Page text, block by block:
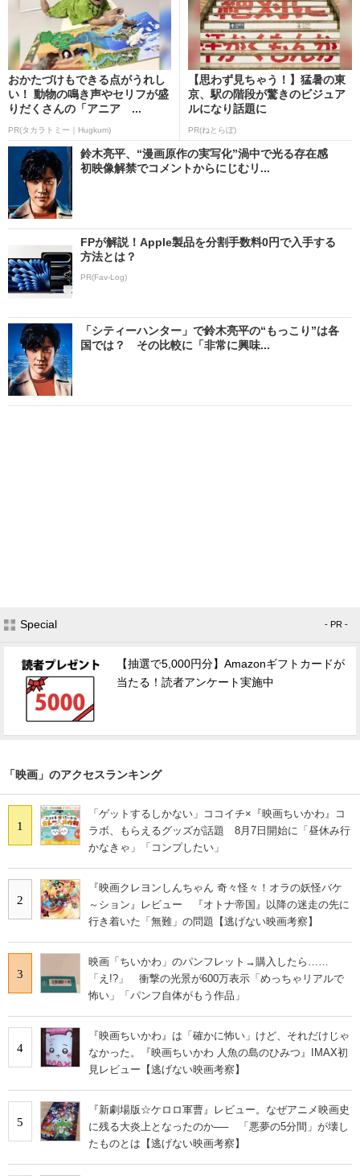
おかたづけもできる点がうれし
い！ 動物の鳴き声やセリフが盛
りだくさんの「アニア ...
PR(タカラトミー｜Hugkum)
【思わず見ちゃう！】猛暑の東
京、駅の階段が驚きのビジュア
ルになり話題に
PR(ねとらぼ)
鈴木亮平、“漫画原作の実写化”渦中で光る存在感
初映像解禁でコメントからにじむリ...
FPが解説！Apple製品を分割手数料0円で入手する
方法とは？
PR(Fav-Log)
「シティーハンター」で鈴木亮平の“もっこり”は各
国では？ その比較に「非常に興味...
Special - PR -
【抽選で5,000円分】Amazonギフトカードが
当たる！読者アンケート実施中
「映画」のアクセスランキング
1
「ゲットするしかない」ココイチ×『映画ちいかわ』コ
ラボ、もらえるグッズが話題 8月7日開始に「昼休み行
かなきゃ」「コンプしたい」
2
『映画クレヨンしんちゃん 奇々怪々！オラの妖怪バケ
～ション』レビュー 『オトナ帝国』以降の迷走の先に
行き着いた「無難」の問題【逃げない映画考察】
3
映画「ちいかわ」のパンフレット→購入したら……
「え!?」 衝撃の光景が600万表示「めっちゃリアルで
怖い」「パンフ自体がもう作品」
4
『映画ちいかわ』は「確かに怖い」けど、それだけじゃ
なかった。『映画ちいかわ 人魚の島のひみつ』IMAX初
見レビュー【逃げない映画考察】
5
『新劇場版☆ケロロ軍曹』レビュー。なぜアニメ映画史
に残る大炎上となったのか── 「悪夢の5分間」が壊し
たものとは【逃げない映画考察】